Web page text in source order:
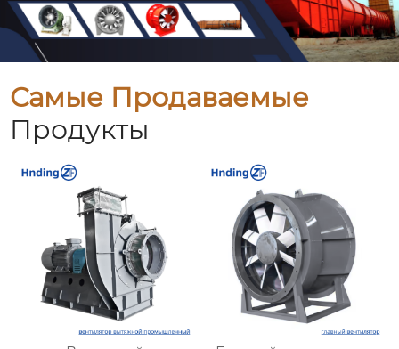
Самые Продаваемые
Продукты